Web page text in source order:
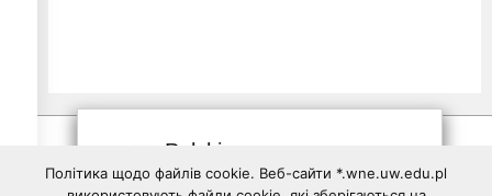
Polski
Політика щодо файлів cookie. Веб-сайти *.wne.uw.edu.pl